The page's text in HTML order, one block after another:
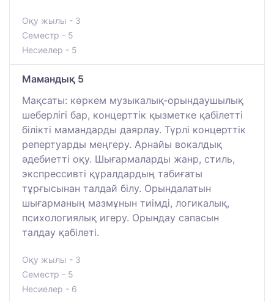
Оқу жылы - 3
Семестр - 5
Несиелер - 5
Мамандық 5
Мақсаты: көркем музыкалық-орындаушылық
шеберлігі бар, концерттік қызметке қабілетті
білікті мамандарды даярлау. Түрлі концерттік
репертуарды меңгеру. Арнайы вокалдық
әдебиетті оқу. Шығармаларды жанр, стиль,
экспрессивті құралдардың табиғаты
тұрғысынан талдай білу. Орындалатын
шығарманың мазмұнын тиімді, логикалық,
психологиялық игеру. Орындау сапасын
талдау қабілеті.
Оқу жылы - 3
Семестр - 5
Несиелер - 6